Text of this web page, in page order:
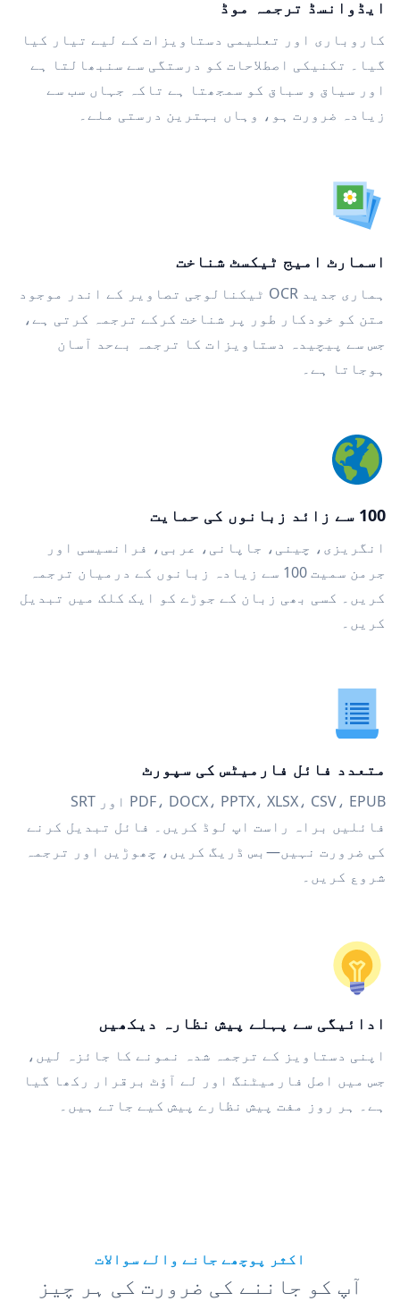
ایڈوانسڈ ترجمہ موڈ
کاروباری اور تعلیمی دستاویزات کے لیے تیار کیا
گیا۔ تکنیکی اصطلاحات کو درستگی سے سنبھالتا ہے
اور سیاق و سباق کو سمجھتا ہے تاکہ جہاں سب سے
زیادہ ضرورت ہو، وہاں بہترین درستی ملے۔
اسمارٹ امیج ٹیکسٹ شناخت
ہماری جدید OCR ٹیکنالوجی تصاویر کے اندر موجود
متن کو خودکار طور پر شناخت کرکے ترجمہ کرتی ہے،
جس سے پیچیدہ دستاویزات کا ترجمہ بےحد آسان
ہوجاتا ہے۔
100 سے زائد زبانوں کی حمایت
انگریزی، چینی، جاپانی، عربی، فرانسیسی اور
جرمن سمیت 100 سے زیادہ زبانوں کے درمیان ترجمہ
کریں۔ کسی بھی زبان کے جوڑے کو ایک کلک میں تبدیل
کریں۔
متعدد فائل فارمیٹس کی سپورٹ
PDF، DOCX، PPTX، XLSX، CSV، EPUB اور SRT
فائلیں براہ راست اپ لوڈ کریں۔ فائل تبدیل کرنے
کی ضرورت نہیں—بس ڈریگ کریں، چھوڑیں اور ترجمہ
شروع کریں۔
ادائیگی سے پہلے پیش نظارہ دیکھیں
اپنی دستاویز کے ترجمہ شدہ نمونے کا جائزہ لیں،
جس میں اصل فارمیٹنگ اور لے آؤٹ برقرار رکھا گیا
ہے۔ ہر روز مفت پیش نظارے پیش کیے جاتے ہیں۔
اکثر پوچھے جانے والے سوالات
آپ کو جاننے کی ضرورت کی ہر چیز